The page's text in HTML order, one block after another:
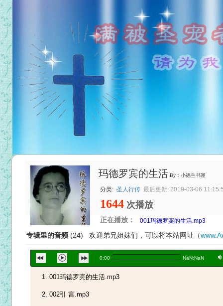
玛德罗宾的生活 By：小德兰书屋
分类: 圣人行传 最后更新: 2019-03-06
1644 次播放
正在播放：
专辑里的音频 (24) 欢迎弟兄姐妹们，可以将本站网址（
0:00 NaN:NaN a
001玛德罗宾的生活.mp3
001玛德罗宾的生活.mp3
002引 言.mp3